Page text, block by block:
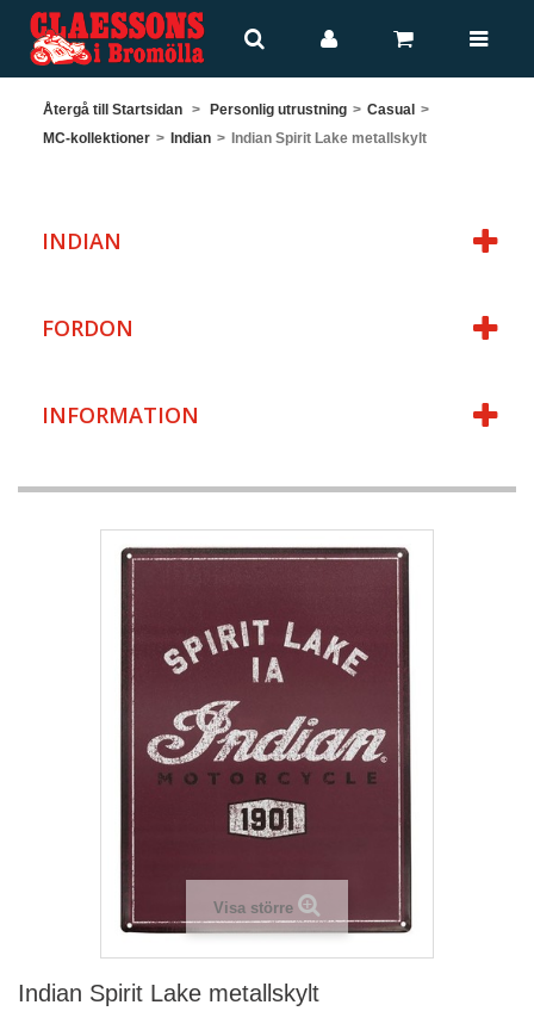
Återgå till Startsidan > Personlig utrustning > Casual >
MC-kollektioner > Indian > Indian Spirit Lake metallskylt
INDIAN
FORDON
INFORMATION
Visa större
Indian Spirit Lake metallskylt